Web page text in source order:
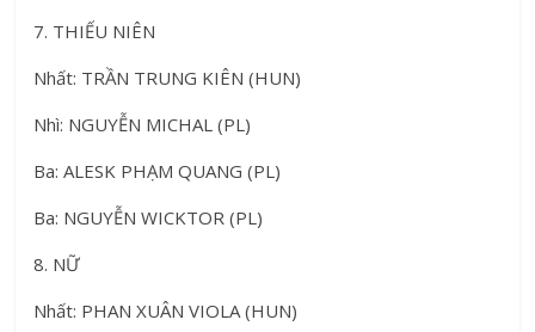
7. THIẾU NIÊN
Nhất: TRẦN TRUNG KIÊN (HUN)
Nhì: NGUYỄN MICHAL (PL)
Ba: ALESK PHẠM QUANG (PL)
Ba: NGUYỄN WICKTOR (PL)
8. NỮ
Nhất: PHAN XUÂN VIOLA (HUN)